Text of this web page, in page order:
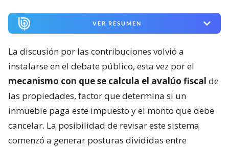
VER RESUMEN
La discusión por las contribuciones volvió a
instalarse en el debate público, esta vez por el
mecanismo con que se calcula el avalúo fiscal de
las propiedades, factor que determina si un
inmueble paga este impuesto y el monto que debe
cancelar. La posibilidad de revisar este sistema
comenzó a generar posturas divididas entre